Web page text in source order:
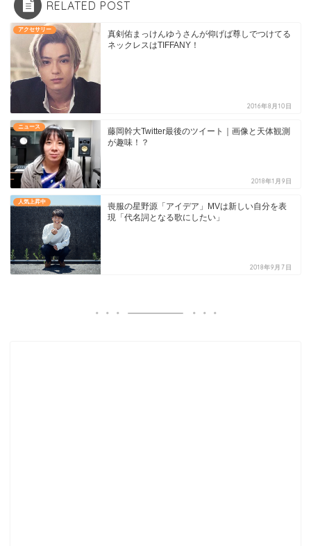
RELATED POST
アクセサリー
真剣佑まっけんゆうさんが仰げば尊しでつけてる
ネックレスはTIFFANY！
2016年8月10日
ニュース
藤岡幹大Twitter最後のツイート｜画像と天体観測
が趣味！？
2018年1月9日
人気上昇中
喪服の星野源「アイデア」MVは新しい自分を表
現「代名詞となる歌にしたい」
2018年9月7日